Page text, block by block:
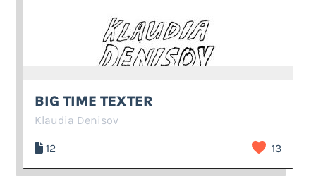
BIG TIME TEXTER
Klaudia Denisov
12 13